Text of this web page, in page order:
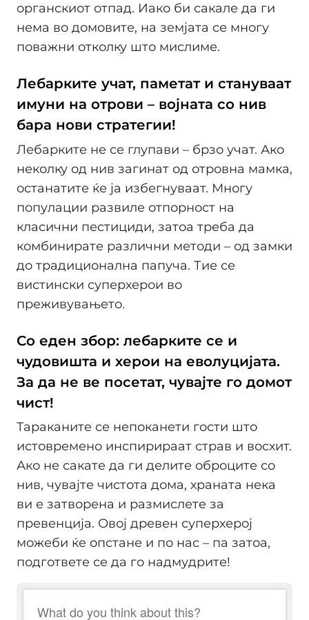
органскиот отпад. Иако би сакале да ги
нема во домовите, на земјата се многу
поважни отколку што мислиме.
Лебарките учат, паметат и стануваат
имуни на отрови – војната со нив
бара нови стратегии!
Лебарките не се глупави – брзо учат. Ако
неколку од нив загинат од отровна мамка,
останатите ќе ја избегнуваат. Многу
популации развиле отпорност на
класични пестициди, затоа треба да
комбинирате различни методи – од замки
до традиционална папуча. Тие се
вистински суперхерои во
преживувањето.
Со еден збор: лебарките се и
чудовишта и херои на еволуцијата.
За да не ве посетат, чувајте го домот
чист!
Тараканите се непоканети гости што
истовремено инспирираат страв и восхит.
Ако не сакате да ги делите оброците со
нив, чувајте чистота дома, храната нека
ви е затворена и размислете за
превенција. Овој древен суперхерој
можеби ќе опстане и по нас – па затоа,
подгответе се да го надмудрите!